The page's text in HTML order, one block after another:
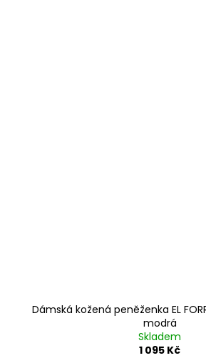
Dámská kožená peněženka EL
modrá
Skladem
1 095 Kč